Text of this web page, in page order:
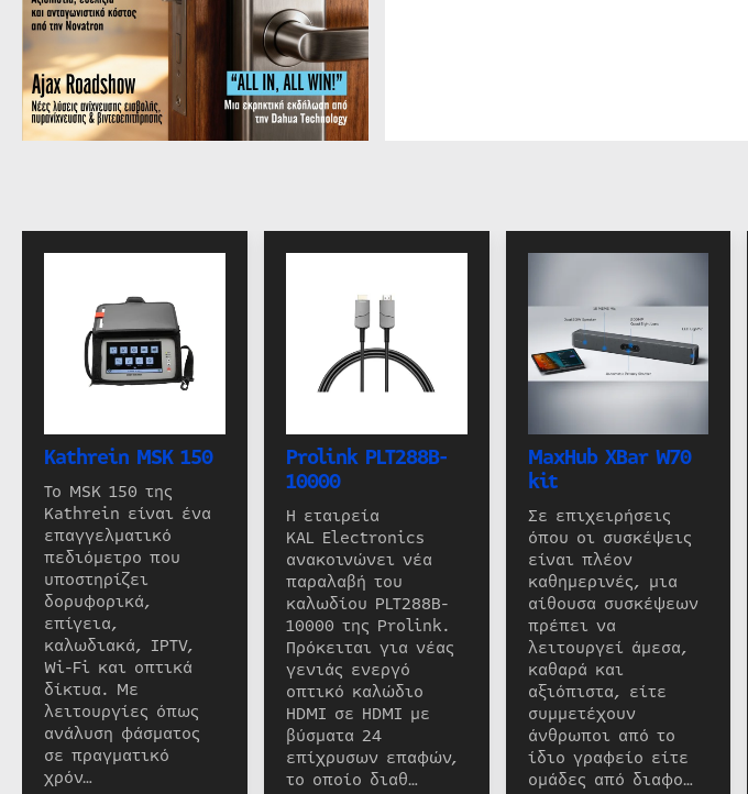
Kathrein MSK 150
Το MSK 150 της
Kathrein είναι ένα
επαγγελματικό
πεδιόμετρο που
υποστηρίζει
δορυφορικά,
επίγεια,
καλωδιακά, IPTV,
Wi-Fi και οπτικά
δίκτυα. Με
λειτουργίες όπως
ανάλυση φάσματος
σε πραγματικό
χρόν…
Prolink PLT288B-
10000
Η εταιρεία
KAL Electronics
ανακοινώνει νέα
παραλαβή του
καλωδίου PLT288B-
10000 της Prolink.
Πρόκειται για νέας
γενιάς ενεργό
οπτικό καλώδιο
HDMI σε HDMI με
βύσματα 24
επίχρυσων επαφών,
το οποίο διαθ…
MaxHub XBar W70
kit
Σε επιχειρήσεις
όπου οι συσκέψεις
είναι πλέον
καθημερινές, μια
αίθουσα συσκέψεων
πρέπει να
λειτουργεί άμεσα,
καθαρά και
αξιόπιστα, είτε
συμμετέχουν
άνθρωποι από το
ίδιο γραφείο είτε
ομάδες από διαφο…